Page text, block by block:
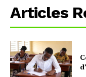
Articles